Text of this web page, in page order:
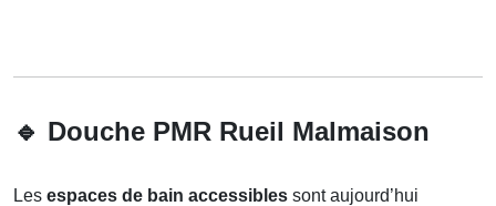
🔹 Douche PMR Rueil Malmaison
Les espaces de bain accessibles sont aujourd’hui